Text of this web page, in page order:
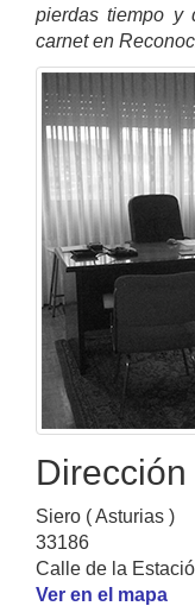
pierdas tiempo y
carnet en
Dirección
Siero ( Asturias )
33186
Calle de la
Ver en el mapa